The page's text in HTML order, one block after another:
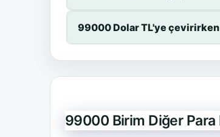
99000 Dolar TL'ye
99000 Birim Diğer